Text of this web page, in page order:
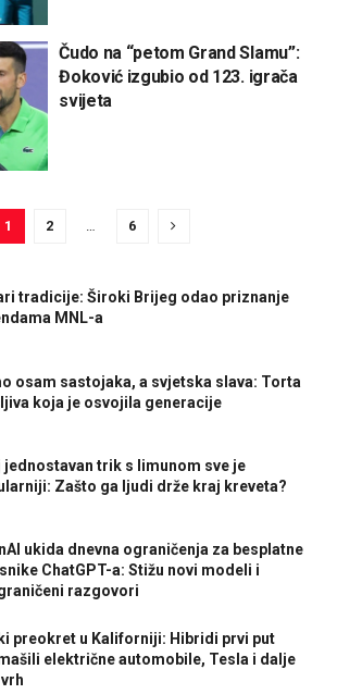
Čudo na “petom Grand Slamu”:
Đoković izgubio od 123. igrača
svijeta
1 2 … 6
tradicije: Široki Brijeg odao priznanje
MNL-a
osam sastojaka, a svjetska slava: Torta
koja je osvojila generacije
jednostavan trik s limunom sve je
Zašto ga ljudi drže kraj kreveta?
ukida dnevna ograničenja za besplatne
ChatGPT-a: Stižu novi modeli i
razgovori
preokret u Kaliforniji: Hibridi prvi put
električne automobile, Tesla i dalje